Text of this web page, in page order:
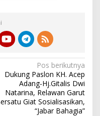
Pos berikutnya
Dukung Paslon KH. Acep
Adang-Hj.Gitalis Dwi
Natarina, Relawan Garut
Giat Sosialisasikan,
“Jabar Bahagia”